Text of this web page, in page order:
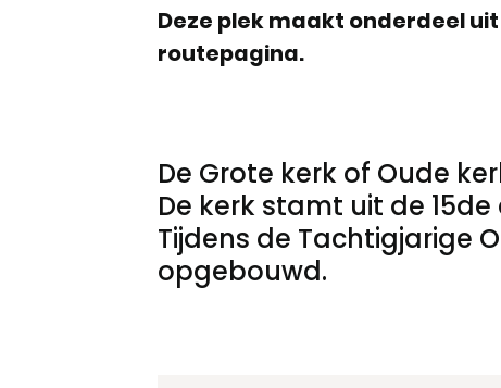
Deze plek maakt onderdeel
routepagina.
De Grote kerk of Oude
De kerk stamt uit de
Tijdens de Tachtigjarige
opgebouwd.